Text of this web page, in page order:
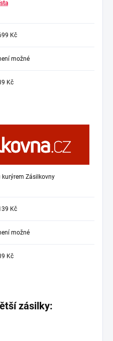
Kč
možné
Kč
kurýrem Zásilkovny
Kč
možné
Kč
zásilky: